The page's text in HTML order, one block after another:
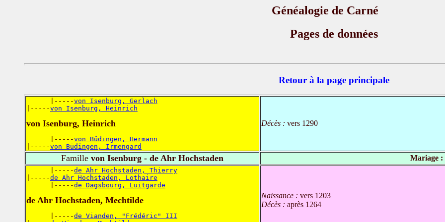
Généalogie de Carné
Pages de données
Retour à la page principale
      |-----
von Isenburg, Gerlach
|-----von Isenburg, Heinrich
von Isenburg, Heinrich
      |-----
von Büdingen, Hermann
|-----von Büdingen, Irmengard
Décès : vers 1290
Famille von Isenburg - de Ahr Hochstaden Mariage :
      |-----
de Ahr Hochstaden, Thierry
|-----de Ahr Hochstaden, Lothaire
      |-----
de Dagsbourg, Luitgarde
de Ahr Hochstaden, Mechtilde
      |-----
de Vianden, "Frédéric" III
Naissance : vers 1203
Décès : après 1264